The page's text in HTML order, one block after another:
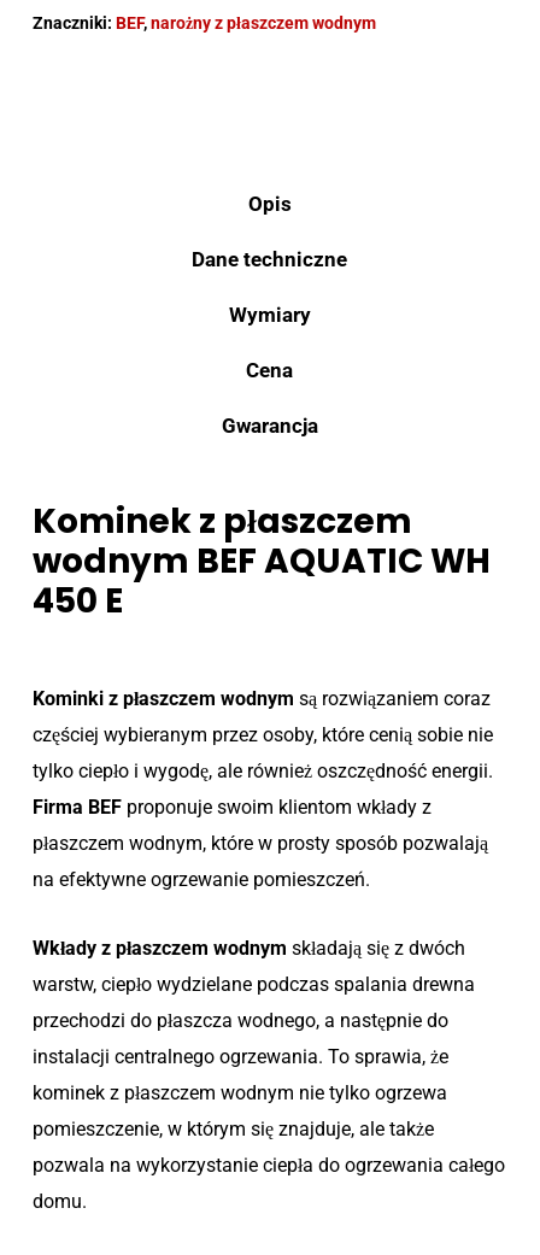
Znaczniki: BEF,narożny z płaszczem wodnym
Opis
Dane techniczne
Wymiary
Cena
Gwarancja
Kominek z płaszczem
wodnym BEF AQUATIC WH
450 E
Kominki z płaszczem wodnym są rozwiązaniem coraz
częściej wybieranym przez osoby, które cenią sobie nie
tylko ciepło i wygodę, ale również oszczędność energii.
Firma BEF proponuje swoim klientom wkłady z
płaszczem wodnym, które w prosty sposób pozwalają
na efektywne ogrzewanie pomieszczeń.
Wkłady z płaszczem wodnym składają się z dwóch
warstw, ciepło wydzielane podczas spalania drewna
przechodzi do płaszcza wodnego, a następnie do
instalacji centralnego ogrzewania. To sprawia, że
kominek z płaszczem wodnym nie tylko ogrzewa
pomieszczenie, w którym się znajduje, ale także
pozwala na wykorzystanie ciepła do ogrzewania całego
domu.